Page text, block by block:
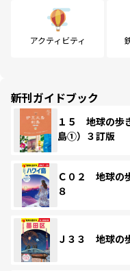
アクティビティ
新刊ガイドブック
１５ 地球の
島①）３訂版
Ｃ０２ 地球の
８
Ｊ３３ 地球の